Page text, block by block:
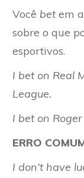
Você betem
sobre o que
esportivos.
I bet on Real
League.
I bet on
ERRO
I don’t have